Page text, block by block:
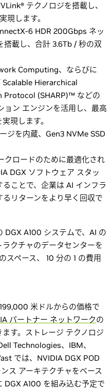
テクノロジを搭載し、
現します。
6 HDR 200Gbps ネッ
搭載し、合計 3.6Tb / 秒の双
Computing、ならびに
Scalable Hierarchical
(SHARP)™ などの
ョン エンジンを活用し、最高
現します。
ジを内蔵、Gen3 NVMe SSD
クロードのために最適化され
DGX ソフトウェア スタッ
ことで、企業は AI インフラ
リターンをより早く回収で
DGX A100 システムで、AI の
クチャのデータセンターを
スペース、 10 分の 1 の費用
米ドルからの価格で
パートナー ネットワークの
す。ストレージ テクノロジ
Technologies、IBM、
では、NVIDIA DGX POD
ス アーキテクチャをベース
DGX A100 を組み込む予定で